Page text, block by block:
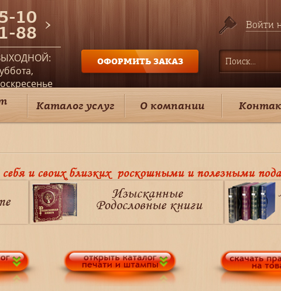
10
88
ОФОРМИТЬ ЗАКАЗ
Войти
Каталог услуг О компании